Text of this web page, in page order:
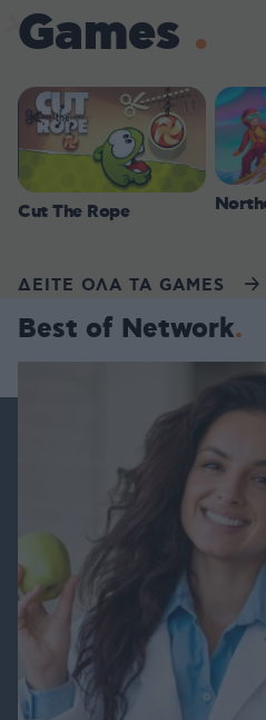
Games
Cut The Rope
ΔΕΙΤΕ ΟΛΑ ΤΑ GAMES
Best of Network